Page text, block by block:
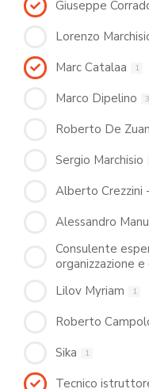
Giuseppe
Lorenzo
Marc Catalaa 1
Marco Dipelino 3
Roberto De
Sergio Marchisio
Alberto Crezzini
Alessandro
Consulente
organizzazione
Lilov Myriam 1
Roberto
Sika 1
Tecnico